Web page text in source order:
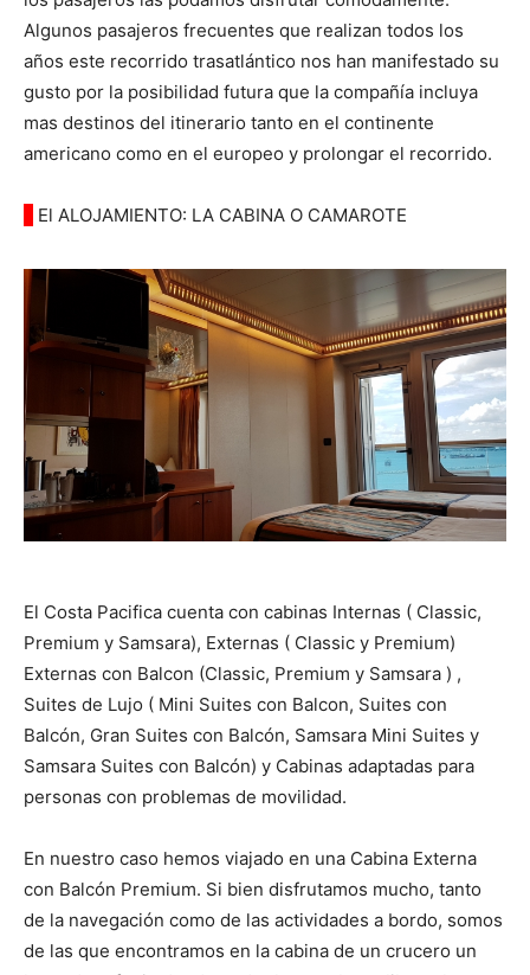
Algunos pasajeros frecuentes que realizan todos los
años este recorrido trasatlántico nos han manifestado su
gusto por la posibilidad futura que la compañía incluya
mas destinos del itinerario tanto en el continente
americano como en el europeo y prolongar el recorrido.
El ALOJAMIENTO: LA CABINA O CAMAROTE
El Costa Pacifica cuenta con cabinas Internas ( Classic,
Premium y Samsara), Externas ( Classic y Premium)
Externas con Balcon (Classic, Premium y Samsara ) ,
Suites de Lujo ( Mini Suites con Balcon, Suites con
Balcón, Gran Suites con Balcón, Samsara Mini Suites y
Samsara Suites con Balcón) y Cabinas adaptadas para
personas con problemas de movilidad.
En nuestro caso hemos viajado en una Cabina Externa
con Balcón Premium. Si bien disfrutamos mucho, tanto
de la navegación como de las actividades a bordo, somos
de las que encontramos en la cabina de un crucero un